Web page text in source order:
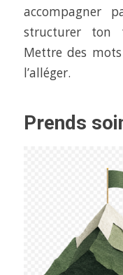
accompagner
structurer ton
Mettre des
l’alléger.
Prends